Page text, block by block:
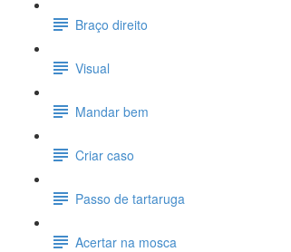
Braço direito
Visual
Mandar bem
Criar caso
Passo de tartaruga
Acertar na mosca